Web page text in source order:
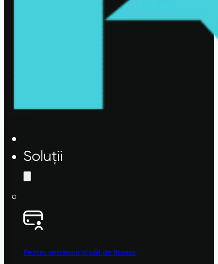
Soluții
Pentru antrenori si sãli de fitness